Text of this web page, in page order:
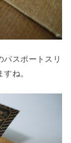
スポートスリ
ね。